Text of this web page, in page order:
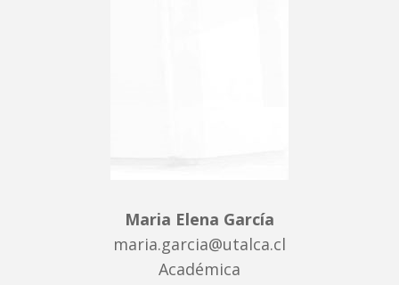
Maria Elena García
maria.garcia@utalca.cl
Académica